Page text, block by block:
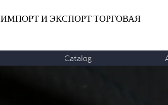
ИМПОРТ И ЭКСПОРТ ТОРГОВАЯ
Catalog